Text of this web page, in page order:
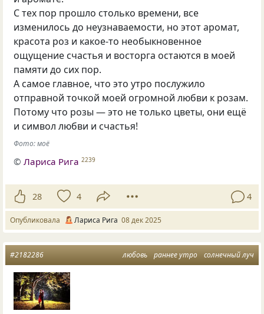
С тех пор прошло столько времени, все
изменилось до неузнаваемости, но этот аромат,
красота роз и какое-то необыкновенное
ощущение счастья и восторга остаются в моей
памяти до сих пор.
А самое главное, что это утро послужило
отправной точкой моей огромной любви к розам.
Потому что розы — это не только цветы, они ещё
и символ любви и счастья!
Фото: моё
©Лариса Рига 2239
28 4 4
Опубликовала Лариса Рига 08 дек 2025
любовь раннее утро солнечный луч
#2182286